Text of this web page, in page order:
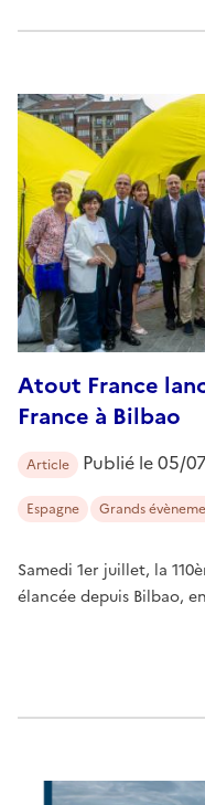
Atout France
France à Bilbao
Samedi 1er juillet, la
élancée depuis Bilbao,
Article Publié le05/
Espagne Grands